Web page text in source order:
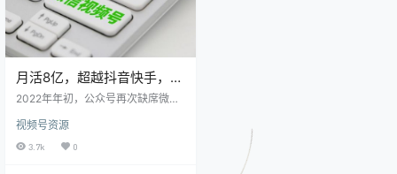
月活8亿，超越抖音快手，
2023年视频号要弯道超车
2022年年初，公众号再次缺席微信
号。这是继张小龙预告微信将“发力
短内容”以来，视频号第二次在微信
视频号资源
3.7k 0